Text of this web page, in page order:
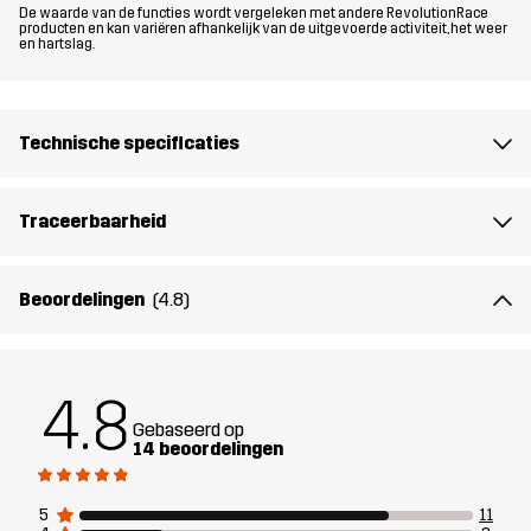
Jacket is de ideale jas voor het koude seizoen voor
natuurfotografie, vogels kijken en andere activiteiten waarbij je in
Het model is 175 cm en draagt S
Membraan
Waterkolom: 20 000 mm
De waarde van de functies wordt vergeleken met andere RevolutionRace
producten en kan variëren afhankelijk van de uitgevoerde activiteit, het weer
en hartslag.
Technische specificaties
Traceerbaarheid
Beoordelingen (4.8)
4.8 Gebaseerd op
14 beoordelingen
5
11